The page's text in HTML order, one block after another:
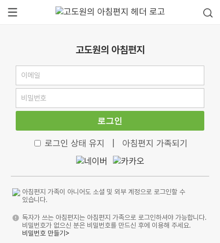
고도원의 아침편지
로그인
로그인 상태 유지 아침편지 가족되기
아침편지 가족이 아니어도 소셜 및 외부 계정으로 로그인할 수
있습니다.
독자가 쓰는 아침편지는 아침편지 가족으로 로그인하셔야 가능합니다.
비밀번호가 없으신 분은 비밀번호를 만드신 후에 이용해 주세요.
비밀번호 만들기>